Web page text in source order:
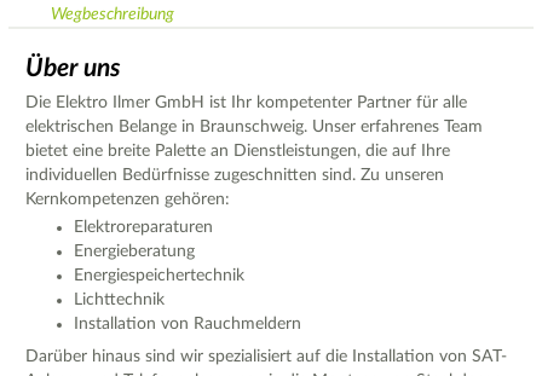
Wegbeschreibung
Über uns
Die Elektro Ilmer GmbH ist Ihr kompetenter Partner für alle
elektrischen Belange in Braunschweig. Unser erfahrenes Team
bietet eine breite Palette an Dienstleistungen, die auf Ihre
individuellen Bedürfnisse zugeschnitten sind. Zu unseren
Kernkompetenzen gehören:
Elektroreparaturen
Energieberatung
Energiespeichertechnik
Lichttechnik
Installation von Rauchmeldern
Darüber hinaus sind wir spezialisiert auf die Installation von SAT-